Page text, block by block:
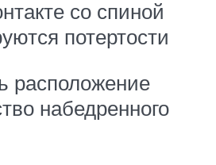
со спиной
потертости
расположение
набедренного